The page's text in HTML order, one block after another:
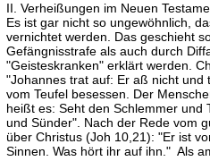
II. Verheißungen im Neuen
Es ist gar nicht so ungewöhnlich,
vernichtet werden. Das geschieht
Gefängnisstrafe als auch durch
"Geisteskranken" erklärt werden.
"Johannes trat auf: Er aß nicht und
vom Teufel besessen. Der
heißt es: Seht den Schlemmer und
und Sünder". Nach der Rede vom
über Christus (Joh 10,21): "Er ist
Sinnen. Was hört ihr auf ihn." Als